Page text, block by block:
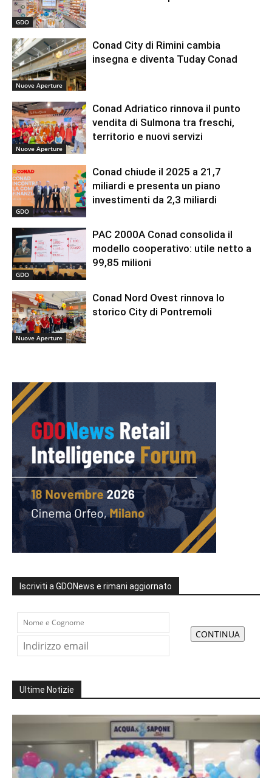
GDO
Nuove Aperture
Conad City di Rimini cambia
insegna e diventa Tuday Conad
Nuove Aperture
Conad Adriatico rinnova il punto
vendita di Sulmona tra freschi,
territorio e nuovi servizi
GDO
Conad chiude il 2025 a 21,7
miliardi e presenta un piano
investimenti da 2,3 miliardi
GDO
PAC 2000A Conad consolida il
modello cooperativo: utile netto a
99,85 milioni
Nuove Aperture
Conad Nord Ovest rinnova lo
storico City di Pontremoli
Iscriviti a GDONews e rimani aggiornato
Ultime Notizie